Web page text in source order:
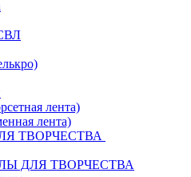
лента)
лента)
ТВОРЧЕСТВА
ДЛЯ ТВОРЧЕСТВА